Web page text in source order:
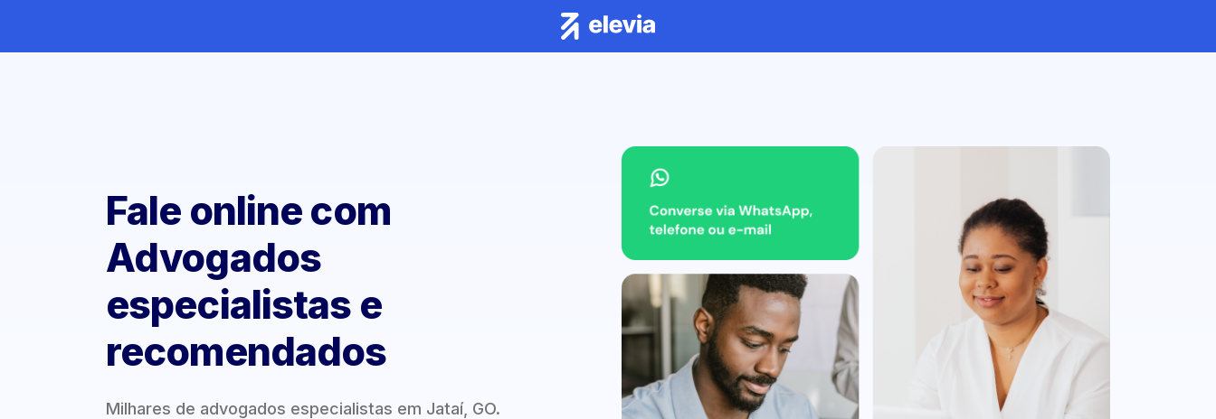
Fale online com
Advogados
especialistas e
recomendados
Milhares de advogados especialistas em Jataí, GO.